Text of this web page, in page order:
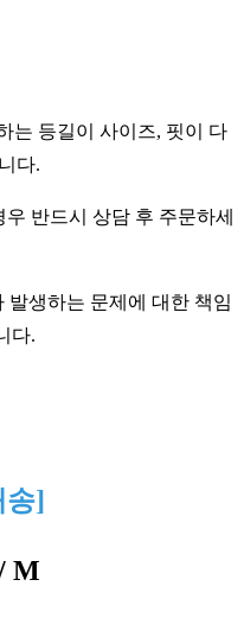
는 등길이 사이즈, 핏이 다
다.
반드시 상담 후 주문하세
발생하는 문제에 대한 책임
다.
]
M